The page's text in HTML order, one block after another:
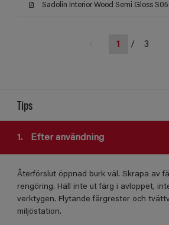
1 / 3
Tips
1. Efter användning
Återförslut öppnad burk väl. Skrapa av
rengöring. Häll inte ut färg i avloppet,
verktygen. Flytande färgrester och
miljöstation.